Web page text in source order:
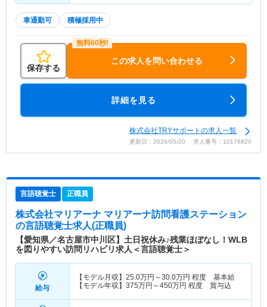
車通勤可 積極採用中
保存する
この求人を問い合わせる
詳細を見る
株式会社TRYサポートの求人一覧
更新日：2026/05/20 求人番号：10176820
言語聴覚士 正職員
株式会社マリアーナ マリアーナ訪問看護ステーション
の言語聴覚士求人(正職員)
【愛知県／名古屋市中川区】土日祝休み♪残業ほぼなし！WLB
を図りやすい訪問リハビリ求人＜言語聴覚士＞
給与
【モデル月収】 25.0万円～30.0万円 程度 基本給
【モデル年収】 375万円～450万円 程度 賞与込